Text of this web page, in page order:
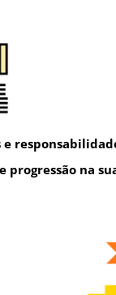
e
progressão na